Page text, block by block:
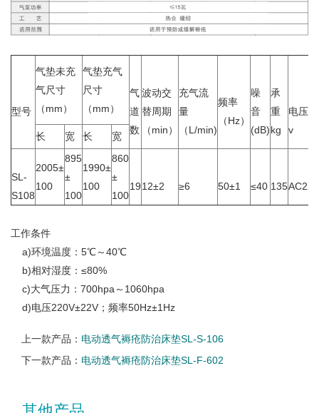
型号
气垫未充
气尺寸
（mm）
气垫充气
尺寸
（mm）
气
道
数
波动交
替周期
（min）
充气流
量
（L/min)
频率
（Hz）
噪
音
(dB)
承
重
kg
电压
v
长 宽 长 宽
SL-
S108
2005±
100
895
±
100
1990±
100
860
±
100
1912±2 ≥6 50±1 ≤40 135
工作条件
a)环境温度：5℃～40℃
b)相对湿度：≤80%
c)大气压力：700hpa～1060hpa
d)电压220V±22V；频率50Hz±1Hz
上一款产品： 电动透气褥疮防治床垫SL-S-106
下一款产品： 电动透气褥疮防治床垫SL-F-602